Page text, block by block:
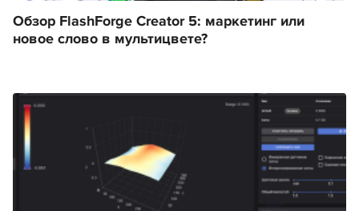
Обзор FlashForge Creator 5: маркетинг или
новое слово в мультицвете?